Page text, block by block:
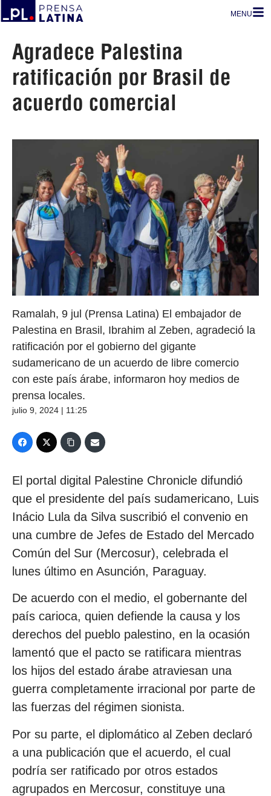
MENU
Agradece Palestina
ratificación por Brasil de
acuerdo comercial
Ramalah, 9 jul (Prensa Latina) El embajador de
Palestina en Brasil, Ibrahim al Zeben, agradeció la
ratificación por el gobierno del gigante
sudamericano de un acuerdo de libre comercio
con este país árabe, informaron hoy medios de
prensa locales.
julio 9, 2024 | 11:25
El portal digital Palestine Chronicle difundió
que el presidente del país sudamericano, Luis
Inácio Lula da Silva suscribió el convenio en
una cumbre de Jefes de Estado del Mercado
Común del Sur (Mercosur), celebrada el
lunes último en Asunción, Paraguay.
De acuerdo con el medio, el gobernante del
país carioca, quien defiende la causa y los
derechos del pueblo palestino, en la ocasión
lamentó que el pacto se ratificara mientras
los hijos del estado árabe atraviesan una
guerra completamente irracional por parte de
las fuerzas del régimen sionista.
Por su parte, el diplomático al Zeben declaró
a una publicación que el acuerdo, el cual
podría ser ratificado por otros estados
agrupados en Mercosur, constituye una